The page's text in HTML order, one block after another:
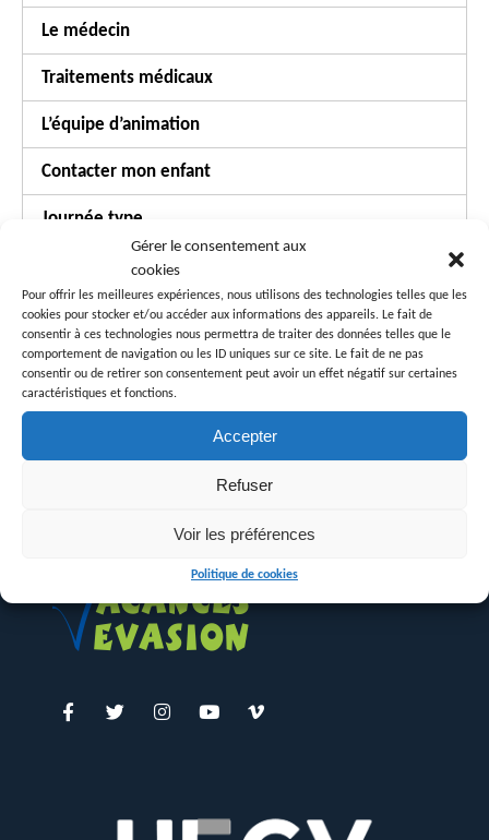
Gérer le consentement aux
cookies
Pour offrir les meilleures expériences, nous utilisons des technologies telles que les
cookies pour stocker et/ou accéder aux informations des appareils. Le fait de
consentir à ces technologies nous permettra de traiter des données telles que le
comportement de navigation ou les ID uniques sur ce site. Le fait de ne pas
consentir ou de retirer son consentement peut avoir un effet négatif sur certaines
caractéristiques et fonctions.
Accepter
Refuser
Voir les préférences
Politique de cookies
Le médecin
Traitements médicaux
L’équipe d’animation
Contacter mon enfant
Journée type
Conformité
Sécurité